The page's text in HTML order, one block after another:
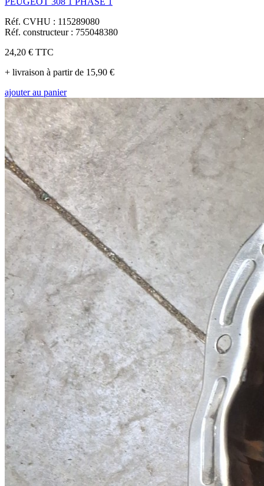
Réf. CVHU : 115289080
Réf. constructeur : 755048380
24,20 € TTC
+ livraison à partir de 15,90 €
ajouter au panier